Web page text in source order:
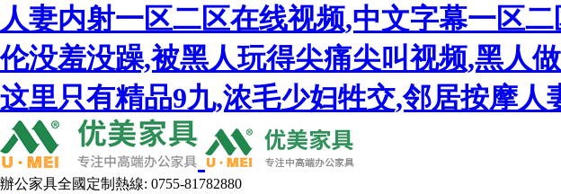
人妻内射一区二区在线视频,中文字幕一区
伦没羞没躁,被黑人玩得尖痛尖叫视频,黑人
这里只有精品9九,浓毛少妇牲交,邻居按摩人
辦公家具全國定制熱線: 0755-81782880